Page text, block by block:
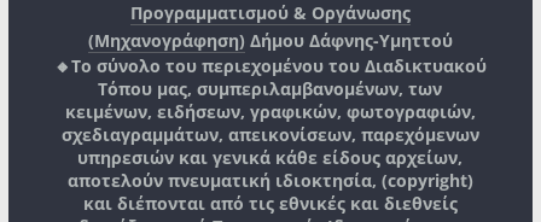
Προγραμματισμού & Οργάνωσης
(Μηχανογράφηση) Δήμου Δάφνης-Υμηττού
🔸Το σύνολο του περιεχομένου του Διαδικτυακού
Τόπου μας, συμπεριλαμβανομένων, των
κειμένων, ειδήσεων, γραφικών, φωτογραφιών,
σχεδιαγραμμάτων, απεικονίσεων, παρεχόμενων
υπηρεσιών και γενικά κάθε είδους αρχείων,
αποτελούν πνευματική ιδιοκτησία, (copyright)
και διέπονται από τις εθνικές και διεθνείς